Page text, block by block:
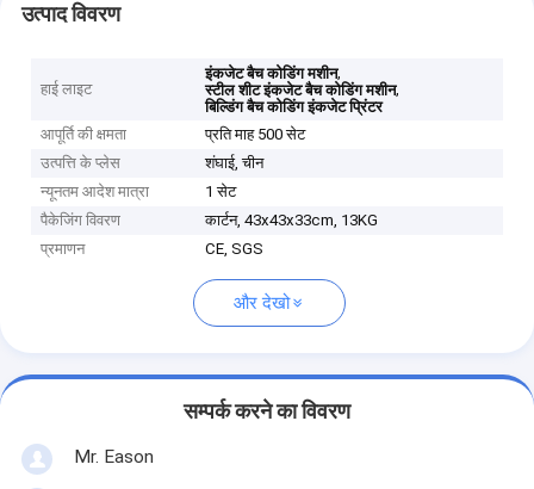
उत्पाद विवरण
हाई लाइट
इंकजेट बैच कोडिंग मशीन,
स्टील शीट इंकजेट बैच कोडिंग मशीन,
बिल्डिंग बैच कोडिंग इंकजेट प्रिंटर
आपूर्ति की क्षमता
प्रति माह 500 सेट
उत्पत्ति के प्लेस
शंघाई, चीन
न्यूनतम आदेश मात्रा
1 सेट
पैकेजिंग विवरण
कार्टन, 43x43x33cm, 13KG
प्रमाणन
CE, SGS
और देखो
सम्पर्क करने का विवरण
Mr. Eason